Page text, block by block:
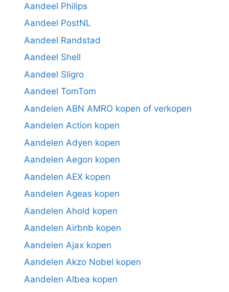
Aandeel Philips
Aandeel PostNL
Aandeel Randstad
Aandeel Shell
Aandeel Sligro
Aandeel TomTom
Aandelen ABN AMRO kopen of verkopen
Aandelen Action kopen
Aandelen Adyen kopen
Aandelen Aegon kopen
Aandelen AEX kopen
Aandelen Ageas kopen
Aandelen Ahold kopen
Aandelen Airbnb kopen
Aandelen Ajax kopen
Aandelen Akzo Nobel kopen
Aandelen Albea kopen